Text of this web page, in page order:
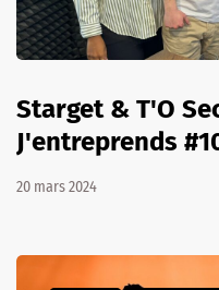
Starget & T'O
J'entreprends
20 mars 2024